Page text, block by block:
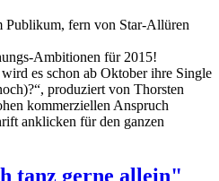
fern von Star-Allüren
Ambitionen für 2015!
es schon ab Oktober ihre Single
produziert von Thorsten
kommerziellen Anspruch
anklicken für den ganzen
tanz gerne allein"